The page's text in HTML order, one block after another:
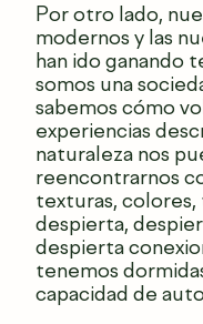
Por otro lado,
modernos y las
han ido ganando
somos una
sabemos cómo
experiencias
naturaleza nos
reencontrarnos
texturas,
despierta,
despierta
tenemos
capacidad de